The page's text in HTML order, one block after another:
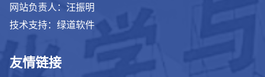
网站负责人：汪振明
技术支持：绿道软件
友情链接